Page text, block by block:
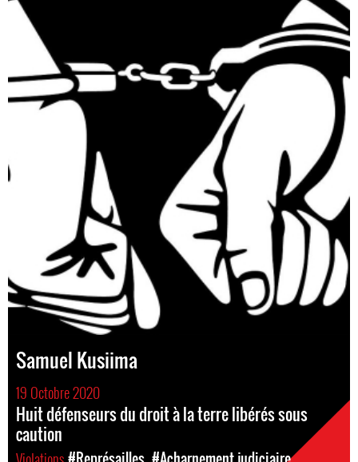
Samuel Kusiima
19 Octobre 2020
Huit défenseurs du droit à la terre libérés sous
caution